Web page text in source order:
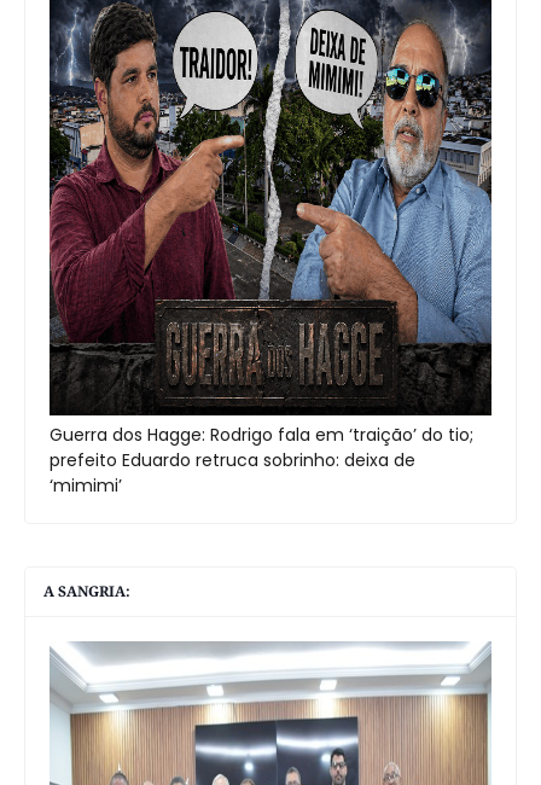
Guerra dos Hagge: Rodrigo fala em ‘traição’ do tio;
prefeito Eduardo retruca sobrinho: deixa de
‘mimimi’
A SANGRIA: